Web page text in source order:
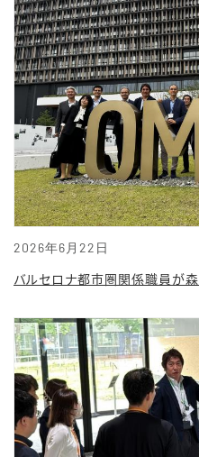
2026年6月22日
バルセロナ都市圏関係職員が